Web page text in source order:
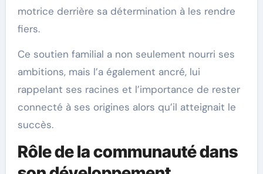
motrice derrière sa détermination à les rendre
fiers.
Ce soutien familial a non seulement nourri ses
ambitions, mais l’a également ancré, lui
rappelant ses racines et l’importance de rester
connecté à ses origines alors qu’il atteignait le
succès.
Rôle de la communauté dans